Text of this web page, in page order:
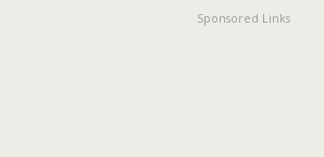
Sponsored Links